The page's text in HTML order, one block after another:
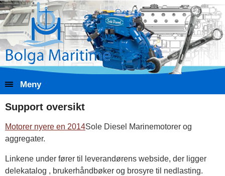
Meny
Support oversikt
Motorer nyere en 2014Sole Diesel Marinemotorer og
aggregater.
Linkene under fører til leverandørens webside, der ligger
delekatalog , brukerhåndbøker og brosyre til nedlasting.